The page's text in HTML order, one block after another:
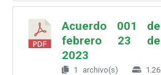
Acuerdo 001 de
febrero 23 de
2023
1 archivo(s)
1.26